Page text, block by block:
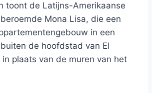
toont de Latijns-Amerikaanse
Mona Lisa, die een
in een
de hoofdstad van El
plaats van de muren van het